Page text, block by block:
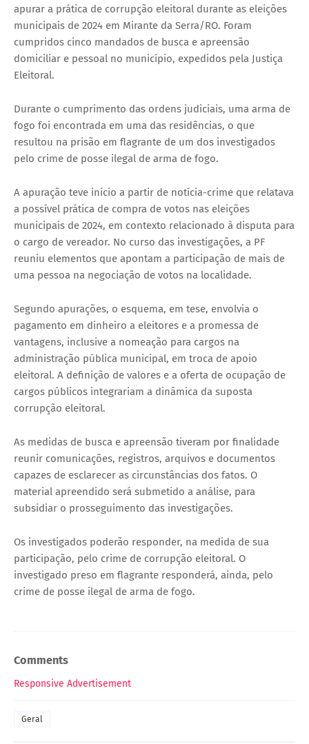
apurar a prática de corrupção eleitoral durante as eleições
municipais de 2024 em Mirante da Serra/RO. Foram
cumpridos cinco mandados de busca e apreensão
domiciliar e pessoal no município, expedidos pela Justiça
Eleitoral.
Durante o cumprimento das ordens judiciais, uma arma de
fogo foi encontrada em uma das residências, o que
resultou na prisão em flagrante de um dos investigados
pelo crime de posse ilegal de arma de fogo.
A apuração teve início a partir de notícia-crime que relatava
a possível prática de compra de votos nas eleições
municipais de 2024, em contexto relacionado à disputa para
o cargo de vereador. No curso das investigações, a PF
reuniu elementos que apontam a participação de mais de
uma pessoa na negociação de votos na localidade.
Segundo apurações, o esquema, em tese, envolvia o
pagamento em dinheiro a eleitores e a promessa de
vantagens, inclusive a nomeação para cargos na
administração pública municipal, em troca de apoio
eleitoral. A definição de valores e a oferta de ocupação de
cargos públicos integrariam a dinâmica da suposta
corrupção eleitoral.
As medidas de busca e apreensão tiveram por finalidade
reunir comunicações, registros, arquivos e documentos
capazes de esclarecer as circunstâncias dos fatos. O
material apreendido será submetido a análise, para
subsidiar o prosseguimento das investigações.
Os investigados poderão responder, na medida de sua
participação, pelo crime de corrupção eleitoral. O
investigado preso em flagrante responderá, ainda, pelo
crime de posse ilegal de arma de fogo.
Comments
Responsive Advertisement
Geral